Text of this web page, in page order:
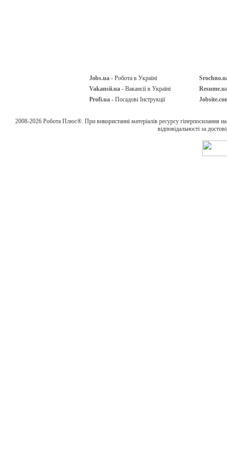
Jobs.ua - Робота в Україні
Vakansii.ua - Вакансії в Україні
Profi.ua - Посадові Інструкції
2008-2026 Робота Плюс®. При використанні матеріалів ресурсу гіперпосилання
відповідальності за